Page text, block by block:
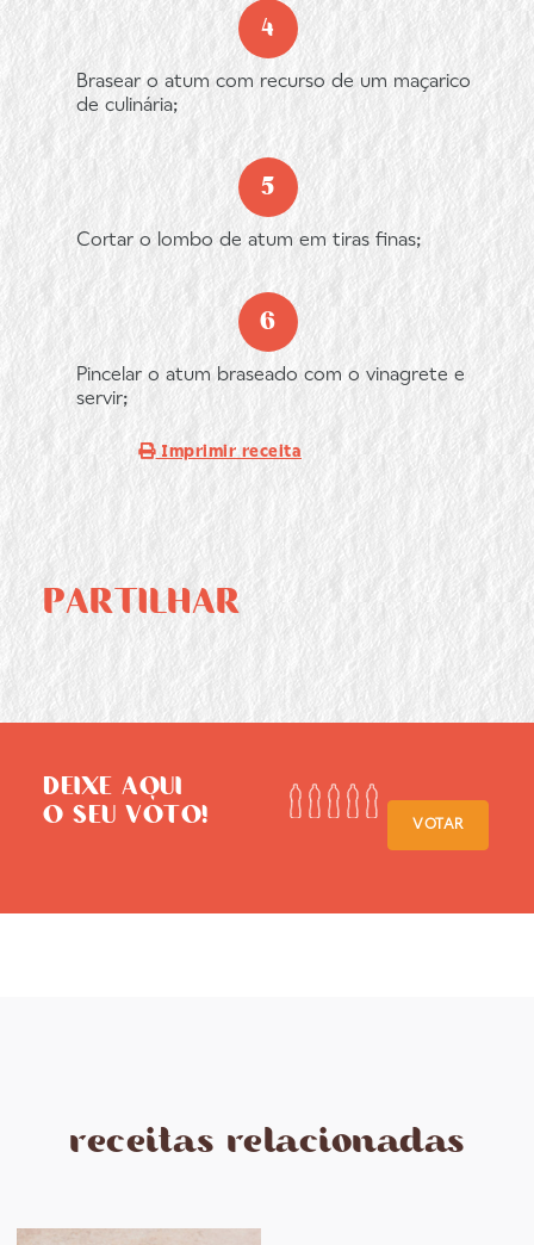
Brasear o atum com recurso de um maçarico
de culinária;
Cortar o lombo de atum em tiras finas;
Pincelar o atum braseado com o vinagrete e
servir;
Imprimir receita
PARTILHAR
DEIXE AQUI
O SEU VOTO!
VOTAR
receitas relacionadas